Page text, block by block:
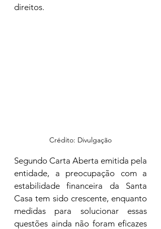
direitos.
Crédito: Divulgação
Segundo Carta Aberta emitida pela
entidade, a preocupação com a
estabilidade financeira da Santa
Casa tem sido crescente, enquanto
medidas para solucionar essas
questões ainda não foram eficazes